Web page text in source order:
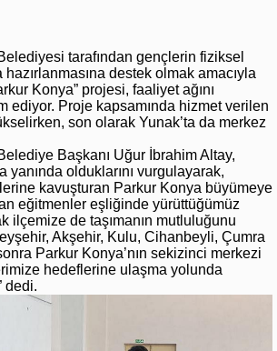
tarafından gençlerin fiziksel
hazırlanmasına destek olmak amacıyla
Konya” projesi, faaliyet ağını
ediyor. Proje kapsamında hizmet verilen
son olarak Yunak’ta da merkez
Başkanı Uğur İbrahim Altay,
yanında olduklarını vurgulayarak,
kavuşturan Parkur Konya büyümeye
eğitmenler eşliğinde yürüttüğümüz
ilçemize de taşımanın mutluluğunu
Akşehir, Kulu, Cihanbeyli, Çumra
Parkur Konya’nın sekizinci merkezi
hedeflerine ulaşma yolunda
dedi.